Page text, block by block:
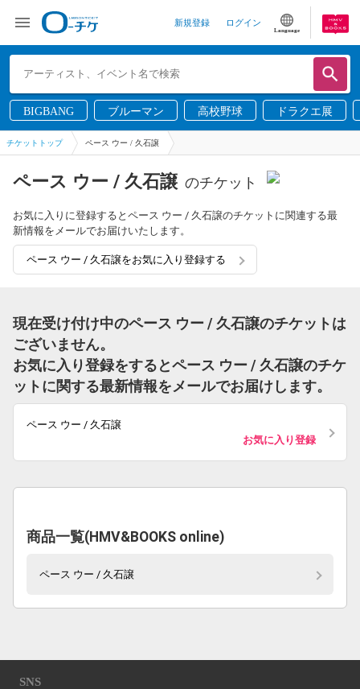
新規登録 ログイン
Language
BIGBANG ブルーマン 高校野球 ドラクエ展
チケットトップ ペース ウー / 久石譲
ペース ウー / 久石譲 のチケット
お気に入りに登録するとペース ウー / 久石譲のチケットに関連する最
新情報をメールでお届けいたします。
ペース ウー / 久石譲をお気に入り登録する
現在受け付け中のペース ウー / 久石譲のチケットは
ございません。
お気に入り登録をするとペース ウー / 久石譲のチケ
ットに関する最新情報をメールでお届けします。
ペース ウー / 久石譲
お気に入り登録
商品一覧(HMV&BOOKS online)
ペース ウー / 久石譲
SNS